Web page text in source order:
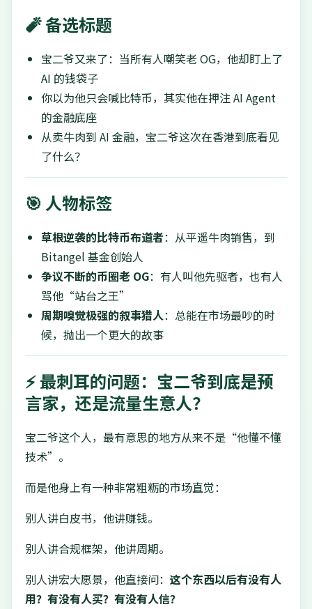
🧨 备选标题
宝二爷又来了：当所有人嘲笑老 OG，他却盯上了
AI 的钱袋子
你以为他只会喊比特币，其实他在押注 AI Agent
的金融底座
从卖牛肉到 AI 金融，宝二爷这次在香港到底看见
了什么？
🎯 人物标签
草根逆袭的比特币布道者：从平遥牛肉销售，到
Bitangel 基金创始人
争议不断的币圈老 OG：有人叫他先驱者，也有人
骂他“站台之王”
周期嗅觉极强的叙事猎人：总能在市场最吵的时
候，抛出一个更大的故事
⚡ 最刺耳的问题：宝二爷到底是预
言家，还是流量生意人？
宝二爷这个人，最有意思的地方从来不是“他懂不懂
技术”。
而是他身上有一种非常粗粝的市场直觉：
别人讲白皮书，他讲赚钱。
别人讲合规框架，他讲周期。
别人讲宏大愿景，他直接问：这个东西以后有没有人
用？有没有人买？有没有人信？